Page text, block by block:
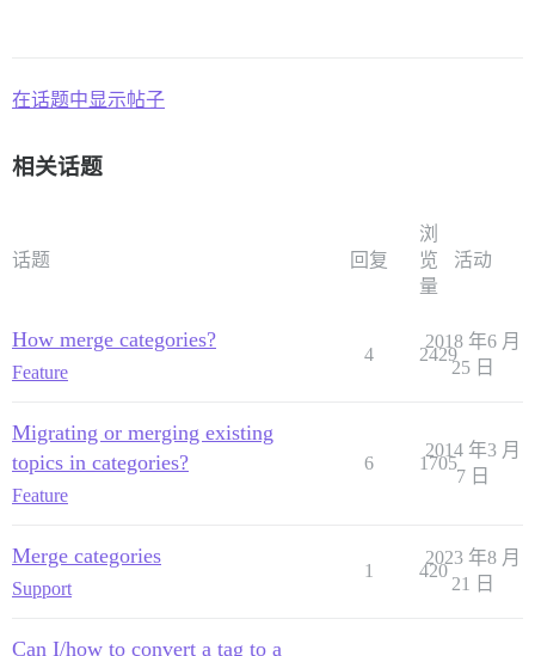
在话题中显示帖子
相关话题
话题 回复
浏
览
量
活动
How merge categories?
Feature
4 2429
2018 年6 月
25 日
Migrating or merging existing
topics in categories?
Feature
6 1705
2014 年3 月
7 日
Merge categories
Support
1 420
2023 年8 月
21 日
Can I/how to convert a tag to a